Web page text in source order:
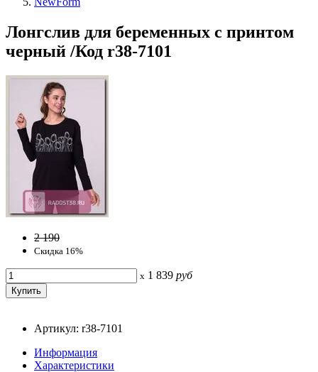
Лонгслив для беременных с принтом
черный /Код r38-7101
2 190
Скидка 16%
x 1 839 руб
Артикул: r38-7101
Информация
Характеристики